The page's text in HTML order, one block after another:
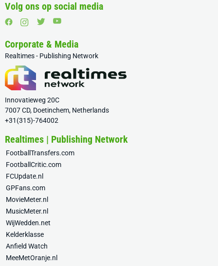
Volg ons op social media
Corporate & Media
Realtimes - Publishing Network
Innovatieweg 20C
7007 CD, Doetinchem, Netherlands
+31(315)-764002
Realtimes | Publishing Network
FootballTransfers.com
FootballCritic.com
FCUpdate.nl
GPFans.com
MovieMeter.nl
MusicMeter.nl
WijWedden.net
Kelderklasse
Anfield Watch
MeeMetOranje.nl